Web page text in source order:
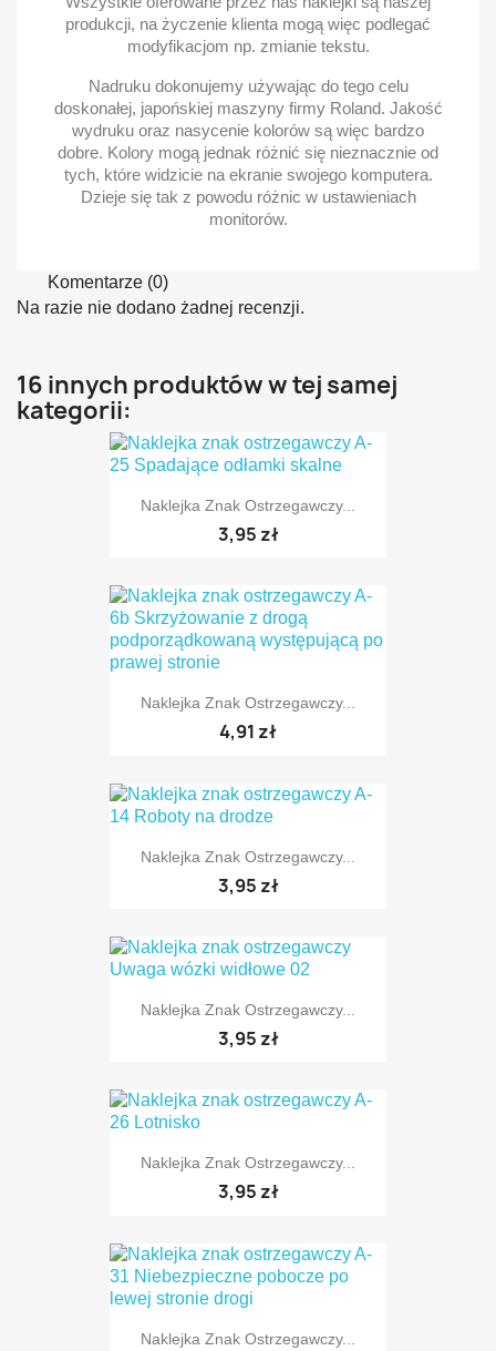
produkcji, na życzenie klienta mogą więc podlegać
modyfikacjom np. zmianie tekstu.
Nadruku dokonujemy używając do tego celu
doskonałej, japońskiej maszyny firmy Roland. Jakość
wydruku oraz nasycenie kolorów są więc bardzo
dobre. Kolory mogą jednak różnić się nieznacznie od
tych, które widzicie na ekranie swojego komputera.
Dzieje się tak z powodu różnic w ustawieniach
monitorów.
Komentarze (0)
Na razie nie dodano żadnej recenzji.
16 innych produktów w tej samej
kategorii:
Naklejka Znak Ostrzegawczy...
3,95 zł
Naklejka Znak Ostrzegawczy...
4,91 zł
Naklejka Znak Ostrzegawczy...
3,95 zł
TYLKO ONLINE
Naklejka Znak Ostrzegawczy...
3,95 zł
TYLKO ONLINE
Naklejka Znak Ostrzegawczy...
3,95 zł
TYLKO ONLINE
Naklejka Znak Ostrzegawczy...